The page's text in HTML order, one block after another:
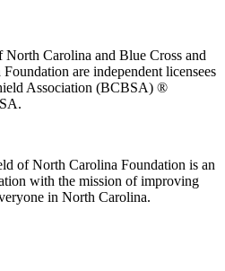
Carolina and Blue Cross and
are independent licensees
Association (BCBSA) ®
of North Carolina Foundation is an
with the mission of improving
in North Carolina.